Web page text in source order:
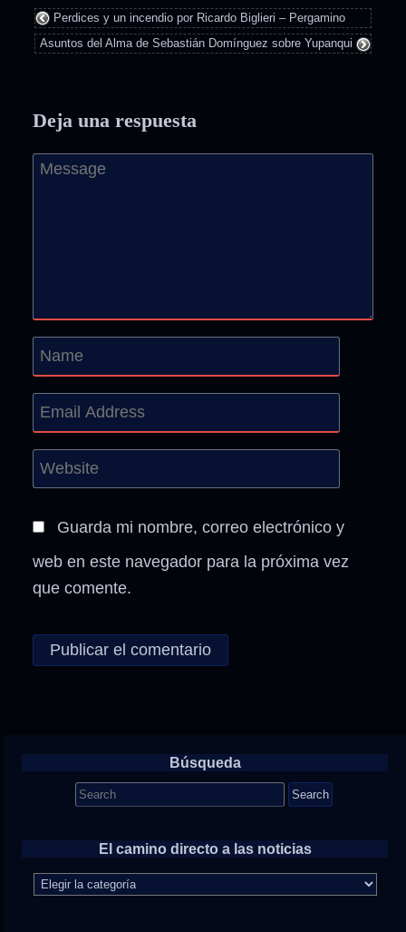
Perdices y un incendio por Ricardo Biglieri – Pergamino
Asuntos del Alma de Sebastián Domínguez sobre Yupanqui
Deja una respuesta
Guarda mi nombre, correo electrónico y
web en este navegador para la próxima vez
que comente.
Búsqueda
Search
for:
El camino directo a las noticias
camino